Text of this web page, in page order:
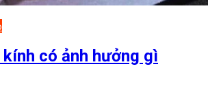
có ảnh hưởng gì